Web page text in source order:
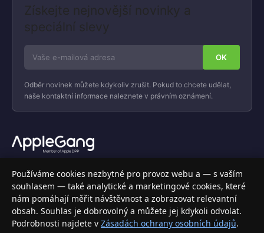
Získejte nejnovější novinky a
speciální slevy
Odběr novinek můžete kdykoliv zrušit. Pokud to chcete udělat,
naše kontaktní informace naleznete v právním oznámení.
Váš specializovaný obchod s Apple produkty, příslušenstvím a
elektronikou. Nakupujte bezpečně a s jistotou.
INFORMACE
Doprava a doručení
Používáme cookies nezbytné pro provoz webu a — s vaším
souhlasem — také analytické a marketingové cookies, které
nám pomáhají měřit návštěvnost a zobrazovat relevantní
obsah. Souhlas je dobrovolný a můžete jej kdykoli odvolat.
Podrobnosti najdete v Zásadách ochrany osobních údajů.